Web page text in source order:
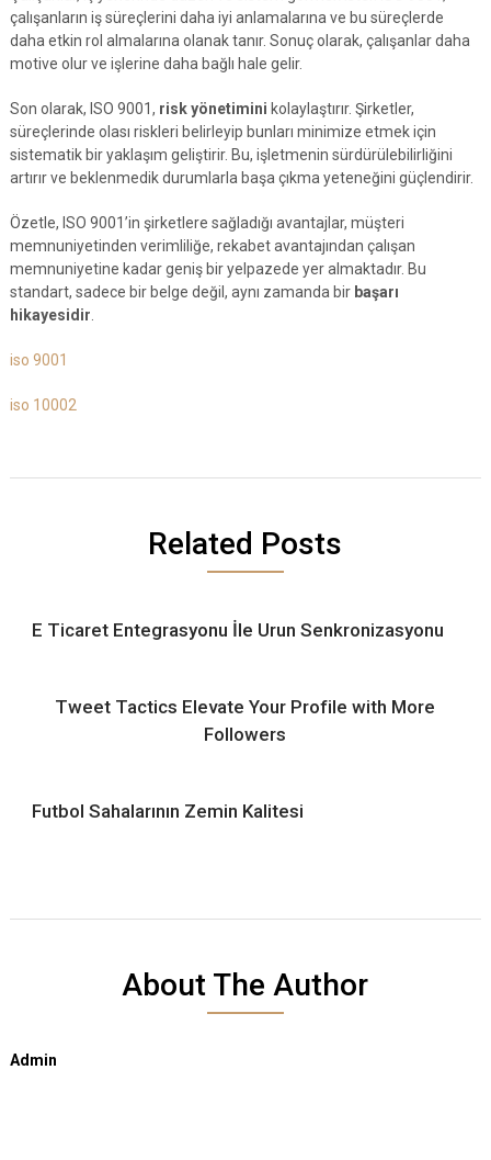
çalışanların iş süreçlerini daha iyi anlamalarına ve bu süreçlerde
daha etkin rol almalarına olanak tanır. Sonuç olarak, çalışanlar daha
motive olur ve işlerine daha bağlı hale gelir.
Son olarak, ISO 9001, risk yönetimini kolaylaştırır. Şirketler,
süreçlerinde olası riskleri belirleyip bunları minimize etmek için
sistematik bir yaklaşım geliştirir. Bu, işletmenin sürdürülebilirliğini
artırır ve beklenmedik durumlarla başa çıkma yeteneğini güçlendirir.
Özetle, ISO 9001’in şirketlere sağladığı avantajlar, müşteri
memnuniyetinden verimliliğe, rekabet avantajından çalışan
memnuniyetine kadar geniş bir yelpazede yer almaktadır. Bu
standart, sadece bir belge değil, aynı zamanda bir başarı
hikayesidir
iso 9001
iso 10002
Related Posts
E Ticaret Entegrasyonu İle Urun Senkronizasyonu
Tweet Tactics Elevate Your Profile with More
Followers
Futbol Sahalarının Zemin Kalitesi
About The Author
Admin